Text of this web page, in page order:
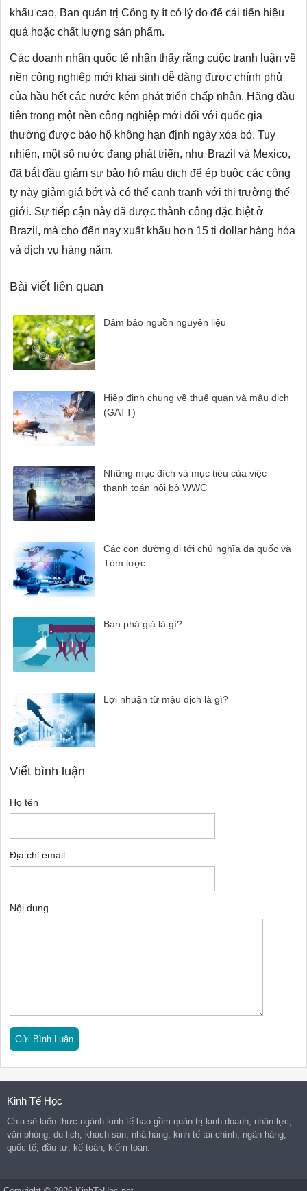
khẩu cao, Ban quản trị Công ty ít có lý do để cải tiến hiệu
quả hoặc chất lượng sản phẩm.
Các doanh nhân quốc tế nhận thấy rằng cuộc tranh luận về
nền công nghiệp mới khai sinh dễ dàng được chính phủ
của hầu hết các nước kém phát triển chấp nhận. Hãng đầu
tiên trong một nền công nghiệp mới đối với quốc gia
thường được bảo hộ không hạn định ngày xóa bỏ. Tuy
nhiên, một số nước đang phát triển, như Brazil và Mexico,
đã bắt đầu giảm sự bảo hộ mậu dịch để ép buộc các công
ty này giảm giá bớt và có thể cạnh tranh với thị trường thế
giới. Sự tiếp cận này đã được thành công đặc biệt ở
Brazil, mà cho đến nay xuất khẩu hơn 15 ti dollar hàng hóa
và dịch vụ hàng năm.
Bài viết liên quan
Đảm bảo nguồn nguyên liệu
Hiệp định chung về thuế quan và mậu dịch
(GATT)
Những mục đích và mục tiêu của việc
thanh toán nội bộ WWC
Các con đường đi tới chủ nghĩa đa quốc và
Tóm lược
Bán phá giá là gì?
Lợi nhuận từ mậu dịch là gì?
Viết bình luận
Họ tên
Địa chỉ email
Nội dung
Kinh Tế Học
Chia sẻ kiến thức ngành kinh tế bao gồm quản trị kinh doanh, nhân lực,
văn phòng, du lịch, khách sạn, nhà hàng, kinh tế tài chính, ngân hàng,
quốc tế, đầu tư, kế toán, kiểm toán.